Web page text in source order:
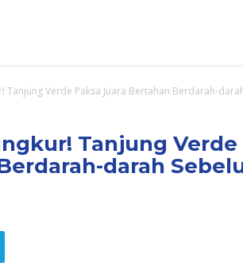
Tanjung Verde Paksa Juara Bertahan Berdarah-
Tanjung Verde
darah